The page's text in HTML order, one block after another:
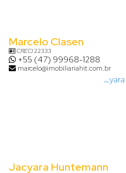
Marcelo Clasen
CRECI22333
+55 (47) 99968-1288
marcelo@imobiliariahit.com.br
Jacyara Huntemann